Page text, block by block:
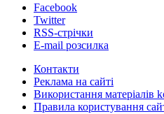
Facebook
Twitter
RSS-стрічки
E-mail розсилка
Контакти
Реклама на сайті
Використання матеріалів
Правила користування